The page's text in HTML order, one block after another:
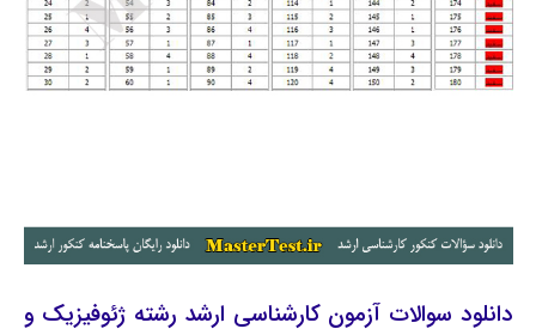
دانلود سوالات آزمون کارشناسی ارشد رشته ژئوفیزیک و